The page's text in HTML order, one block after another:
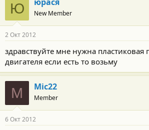
Ю New Member
2 Окт 2012
здравствуйте мне нужна пластиковая
двигателя если есть то возьму
M Mic22
Member
6 Окт 2012